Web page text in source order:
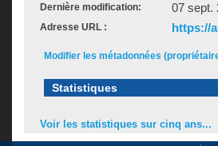
Dernière modification: 07 sept.
Adresse URL : https://
Modifier les métadonnées
Statistiques
Voir les statistiques sur cinq ans...